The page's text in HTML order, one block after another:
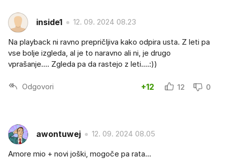
inside1 12. 09. 2024 08.23
Na playback ni ravno prepričljiva kako odpira usta. Z leti pa
vse bolje izgleda, al je to naravno ali ni, je drugo
vprašanje.... Zgleda pa da rastejo z leti....:))
Odgovori +12 12 0
awontuwej 12. 09. 2024 08.05
Amore mio + novi joški, mogoče pa rata...